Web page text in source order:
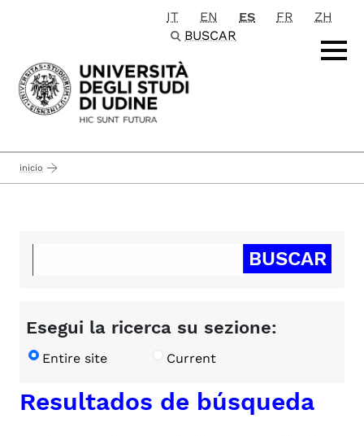
Passa al contenuto principale
IT EN ES FR
ZH
BUSCAR
inicio
Esegui la ricerca su sezione:
Entire site Current
Resultados de búsqueda